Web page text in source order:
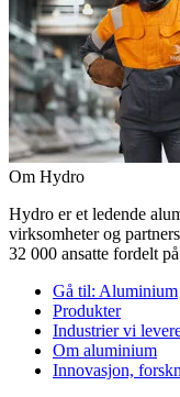
Om Hydro
Hydro er et ledende
virksomheter og
32 000 ansatte fordelt
Gå til: Aluminium
Produkter
Industrier vi
Om aluminium
Innovasjon,